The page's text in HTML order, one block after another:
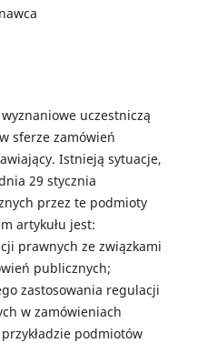
uczestniczą
sferze zamówień
Istnieją sytuacje,
29 stycznia
przez te podmioty
artykułu jest:
prawnych ze związkami
publicznych;
zastosowania regulacji
w zamówieniach
podmiotów